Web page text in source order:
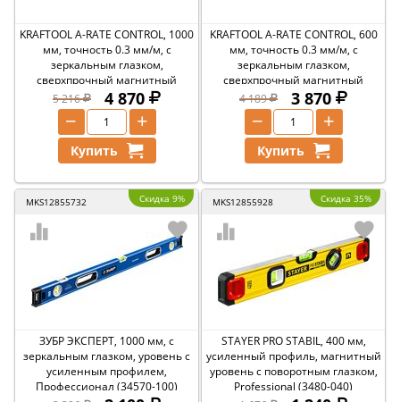
KRAFTOOL A-RATE CONTROL, 1000
мм, точность 0.3 мм/м, с
зеркальным глазком,
сверхпрочный магнитный
уровень (34988-100)
5 216 4 870
+
−
Купить
KRAFTOOL A-RATE CONTROL, 600
мм, точность 0.3 мм/м, с
зеркальным глазком,
сверхпрочный магнитный
уровень (34988-60)
4 189 3 870
+
−
Купить
MKS12855732 Скидка 9%
ЗУБР ЭКСПЕРТ, 1000 мм, с
зеркальным глазком, уровень с
усиленным профилем,
Профессионал (34570-100)
MKS12855928 Скидка 35%
STAYER PRO STABIL, 400 мм,
усиленный профиль, магнитный
уровень с поворотным глазком,
Professional (3480-040)